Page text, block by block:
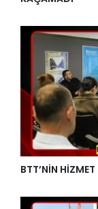
MOTOR
KAÇAMADI